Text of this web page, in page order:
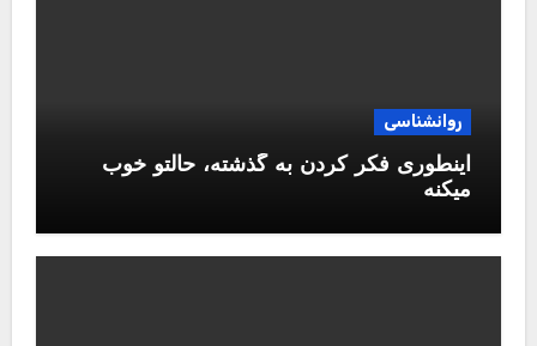
روانشناسی
اینطوری فکر کردن به گذشته، حالتو خوب
میکنه